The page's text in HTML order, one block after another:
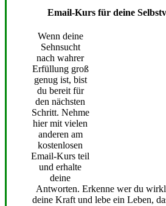
Email-Kurs für deine
Wenn deine
Sehnsucht
nach wahrer
Erfüllung groß
genug ist, bist
du bereit für
den nächsten
Schritt. Nehme
hier mit vielen
anderen am
kostenlosen
Email-Kurs teil
und erhalte
deine
Antworten. Erkenne wer du
deine Kraft und lebe ein Leben,